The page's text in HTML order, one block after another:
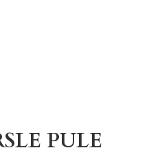
PULE